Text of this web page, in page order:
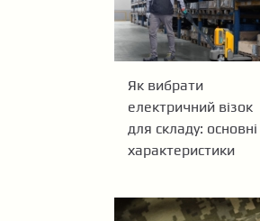
Як вибрати
електричний візок
для складу: основні
характеристики